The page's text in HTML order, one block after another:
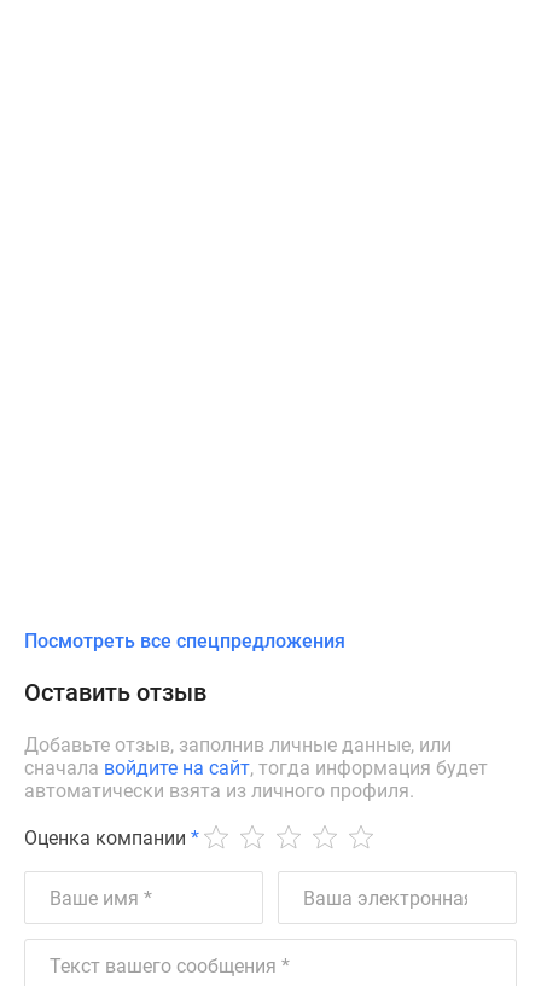
Посмотреть все спецпредложения
Оставить отзыв
Добавьте отзыв, заполнив личные данные, или
сначала войдите на сайт, тогда информация будет
автоматически взята из личного профиля.
Оценка компании *